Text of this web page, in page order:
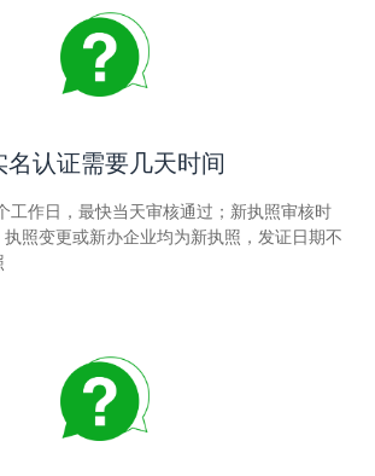
名认证需要几天时间
工作日，最快当天审核通过；新执照审核时
照变更或新办企业均为新执照，发证日期不